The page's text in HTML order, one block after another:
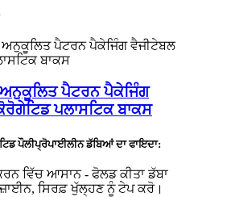
ਪੈਟਰਨ ਪੈਕੇਜਿੰਗ
ਪਲਾਸਟਿਕ ਬਾਕਸ
ਪੌਲੀਪ੍ਰੋਪਾਈਲੀਨ ਡੱਬਿਆਂ ਦਾ ਫਾਇਦਾ:
ਵਿੱਚ ਆਸਾਨ - ਫੋਲਡ ਕੀਤਾ ਡੱਬਾ
ਸਿਰਫ਼ ਖੁੱਲ੍ਹਣ ਨੂੰ ਟੇਪ ਕਰੋ।